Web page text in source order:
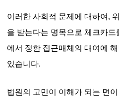
이러한 사회적 문제에 대하여 ,
을 받는다는 명목으로 체크카
에서 정한 접근매체의 대여에 해
있습니다.
법원의 고민이 이해가 되는 면